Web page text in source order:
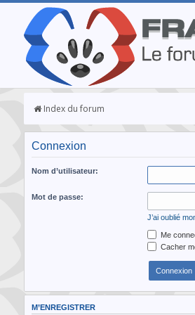
Index du forum
Connexion
Nom d’utilisateur:
Mot de passe:
J’ai oublié
Me
Cacher
M’ENREGISTRER